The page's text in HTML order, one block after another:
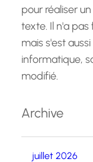
pour réaliser
texte. Il n'a pas
mais s'est
informatique,
modifié.
Archive
juillet 2026